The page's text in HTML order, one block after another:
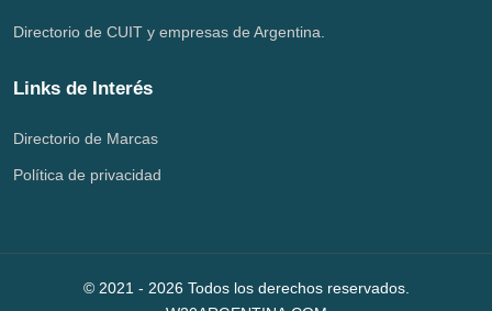
Directorio de CUIT y empresas de Argentina.
Links de Interés
Directorio de Marcas
Política de privacidad
© 2021 - 2026 Todos los derechos reservados.